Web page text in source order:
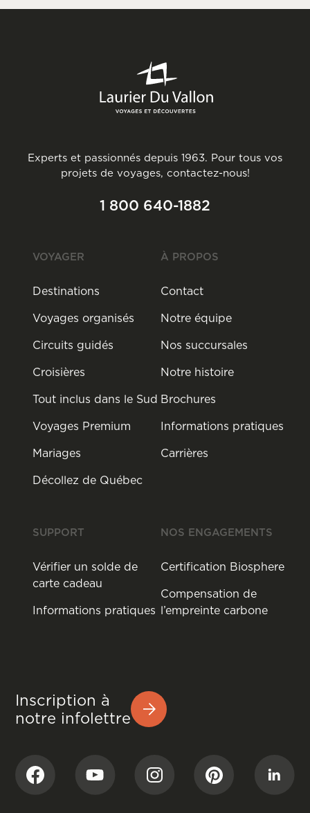
Experts et passionnés depuis 1963. Pour tous vos
projets de voyages, contactez-nous!
1 800 640-1882
VOYAGER
Destinations
Voyages organisés
Circuits guidés
Croisières
Tout inclus dans le Sud
Voyages Premium
Mariages
Décollez de Québec
À PROPOS
Contact
Notre équipe
Nos succursales
Notre histoire
Brochures
Informations pratiques
Carrières
SUPPORT
Vérifier un solde de
carte cadeau
Informations pratiques
NOS ENGAGEMENTS
Certification Biosphere
Compensation de
l’empreinte carbone
Inscription à
notre infolettre